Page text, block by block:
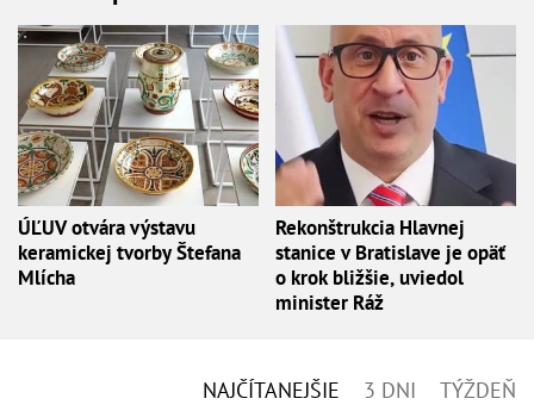
ÚĽUV otvára výstavu
keramickej tvorby Štefana
Mlícha
Rekonštrukcia Hlavnej
stanice v Bratislave je opäť
o krok bližšie, uviedol
minister Ráž
NAJČÍTANEJŠIE 3 DNI TÝŽDEŇ